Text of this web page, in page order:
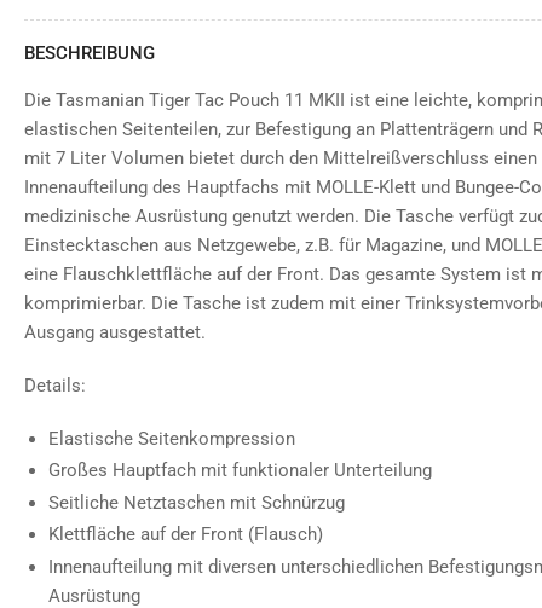
BESCHREIBUNG
Die Tasmanian Tiger Tac Pouch 11 MKII ist eine leichte,
elastischen Seitenteilen, zur Befestigung an Plattenträgern und
mit 7 Liter Volumen bietet durch den Mittelreißverschluss
Innenaufteilung des Hauptfachs mit MOLLE-Klett und Bungee-
medizinische Ausrüstung genutzt werden. Die Tasche verfügt
Einstecktaschen aus Netzgewebe, z.B. für Magazine, und
eine Flauschklettfläche auf der Front. Das gesamte System ist
komprimierbar. Die Tasche ist zudem mit einer
Ausgang ausgestattet.
Details:
Elastische Seitenkompression
Großes Hauptfach mit funktionaler Unterteilung
Seitliche Netztaschen mit Schnürzug
Klettfläche auf der Front (Flausch)
Innenaufteilung mit diversen unterschiedlichen
Ausrüstung